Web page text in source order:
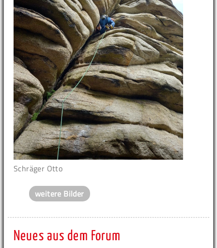
Schräger Otto
weitere Bilder
Neues aus dem Forum